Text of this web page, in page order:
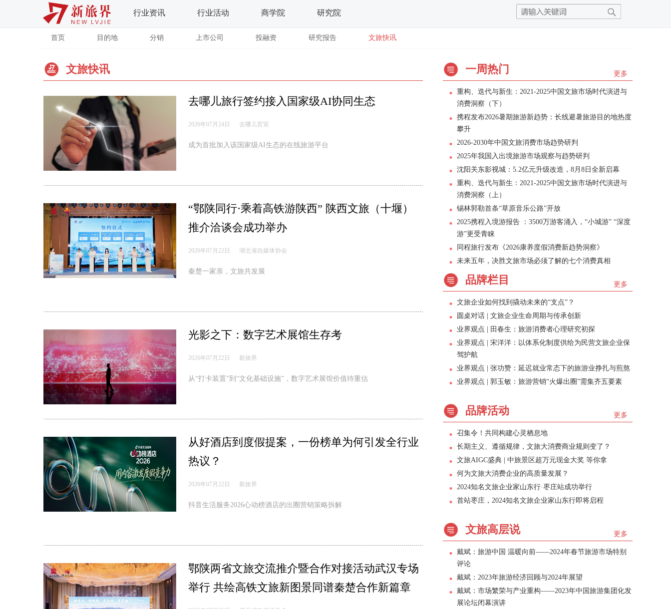
行业资讯 行业活动 商学院 研究院
首页 目的地 分销 上市公司 投融资 研究报告 文旅快讯
文旅快讯
去哪儿旅行签约接入国家级AI协同生态
2026年07月24日 去哪儿官宣
成为首批加入该国家级AI生态的在线旅游平台
“鄂陕同行·乘着高铁游陕西” 陕西文旅（十堰）
推介洽谈会成功举办
2026年07月22日 湖北省自媒体协会
秦楚一家亲，文旅共发展
光影之下：数字艺术展馆生存考
2026年07月22日 新旅界
从“打卡装置”到“文化基础设施”，数字艺术展馆价值待重估
从好酒店到度假提案，一份榜单为何引发全行业
热议？
2026年07月22日 新旅界
抖音生活服务2026心动榜酒店的出圈营销策略拆解
鄂陕两省文旅交流推介暨合作对接活动武汉专场
举行 共绘高铁文旅新图景同谱秦楚合作新篇章
更多
一周热门
重构、迭代与新生：2021-2025中国文旅市场时代演进与
消费洞察（下）
携程发布2026暑期旅游新趋势：长线避暑旅游目的地热度
攀升
2026-2030年中国文旅消费市场趋势研判
2025年我国入出境旅游市场观察与趋势研判
沈阳关东影视城：5.2亿元升级改造，8月8日全新启幕
重构、迭代与新生：2021-2025中国文旅市场时代演进与
消费洞察（上）
锡林郭勒首条“草原音乐公路”开放
2025携程入境游报告 ：3500万游客涌入，“小城游” “深度
游”更受青睐
同程旅行发布《2026康养度假消费新趋势洞察》
未来五年，决胜文旅市场必须了解的七个消费真相
更多
品牌栏目
文旅企业如何找到撬动未来的“支点”？
圆桌对话 | 文旅企业生命周期与传承创新
业界观点 | 田春生：旅游消费者心理研究初探
业界观点 | 宋洋洋：以体系化制度供给为民营文旅企业保
驾护航
业界观点 | 张功赞：延迟就业常态下的旅游业挣扎与煎熬
业界观点 | 郭玉敏：旅游营销“火爆出圈”需集齐五要素
更多
品牌活动
召集令！共同构建心灵栖息地
长期主义、遵循规律，文旅大消费商业规则变了？
文旅AIGC盛典 | 中旅景区超万元现金大奖 等你拿
何为文旅大消费企业的高质量发展？
2024知名文旅企业家山东行·枣庄站成功举行
首站枣庄，2024知名文旅企业家山东行即将启程
更多
文旅高层说
戴斌：旅游中国 温暖向前——2024年春节旅游市场特别
评论
戴斌：2023年旅游经济回顾与2024年展望
戴斌：市场繁荣与产业重构——2023年中国旅游集团化发
展论坛闭幕演讲